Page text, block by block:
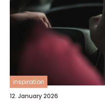
inspiration
12. January 2026